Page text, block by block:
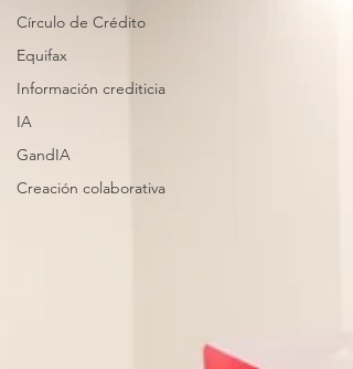
Círculo de Crédito
Equifax
Información crediticia
IA
GandIA
Creación colaborativa